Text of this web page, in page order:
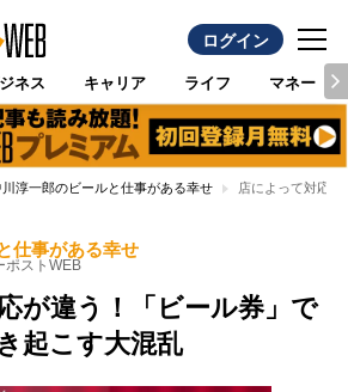
ログイン
ネス キャリア ライフ マネー
川淳一郎のビールと仕事がある幸せ 店によって対応
仕事がある幸せ
ポストWEB
が違う！「ビール券」で
起こす大混乱